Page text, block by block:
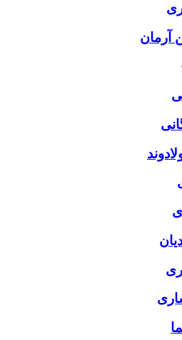
آرمان